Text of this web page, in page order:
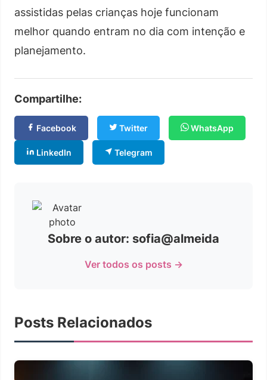
assistidas pelas crianças hoje funcionam
melhor quando entram no dia com intenção e
planejamento.
Compartilhe:
Facebook Twitter WhatsApp
LinkedIn Telegram
Sobre o autor: sofia@almeida
Ver todos os posts →
Posts Relacionados